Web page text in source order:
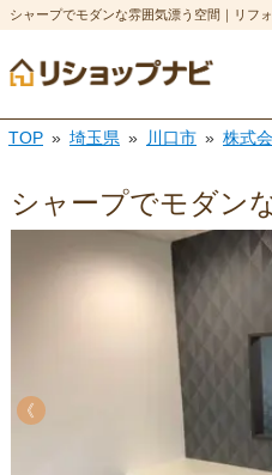
シャープでモダンな雰囲気漂う空間｜リフ
TOP 埼玉県 川口市 株式
シャープでモダン
《